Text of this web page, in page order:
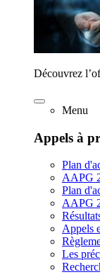
Découvrez
Menu
Appels à
Plan
AAPG
Plan
AAPG
Appels
Les